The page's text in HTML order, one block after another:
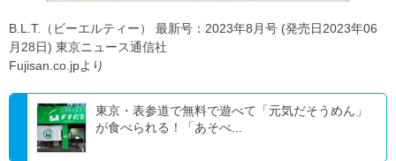
B.L.T.（ビーエルティー） 最新号：2023年8月号 (発売日2023年06
月28日) 東京ニュース通信社
Fujisan.co.jpより
東京・表参道で無料で遊べて「元気だそうめん」
が食べられる！「あそべ...